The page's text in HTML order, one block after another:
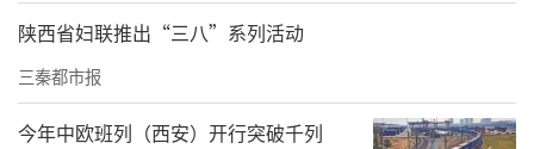
陕西省妇联推出“三八”系列活动
三秦都市报
今年中欧班列（西安）开行突破千列